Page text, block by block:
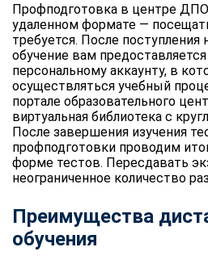
Профподготовка в центре ДПО
удаленном формате —
требуется. После поступления
обучение вам
персональному аккаунту, в
осуществляться учебный
портале образовательного
виртуальная библиотека с
После завершения изучения
профподготовки проводим
форме тестов. Пересдавать
неограниченное количество
Преимущества
обучения